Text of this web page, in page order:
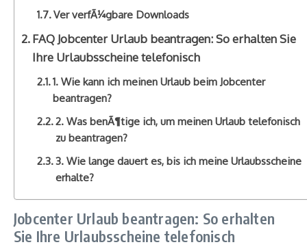
Ver verfÃ¼gbare Downloads
FAQ Jobcenter Urlaub beantragen: So erhalten Sie
Ihre Urlaubsscheine telefonisch
1. Wie kann ich meinen Urlaub beim Jobcenter
beantragen?
2. Was benÃ¶tige ich, um meinen Urlaub telefonisch
zu beantragen?
3. Wie lange dauert es, bis ich meine Urlaubsscheine
erhalte?
Jobcenter Urlaub beantragen: So erhalten
Sie Ihre Urlaubsscheine telefonisch